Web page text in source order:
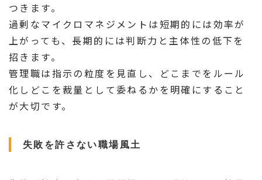
つきます。
過剰なマイクロマネジメントは短期的には効率が
上がっても、長期的には判断力と主体性の低下を
招きます。
管理職は指示の粒度を見直し、どこまでをルール
化しどこを裁量として委ねるかを明確にすること
が大切です。
失敗を許さない職場風土